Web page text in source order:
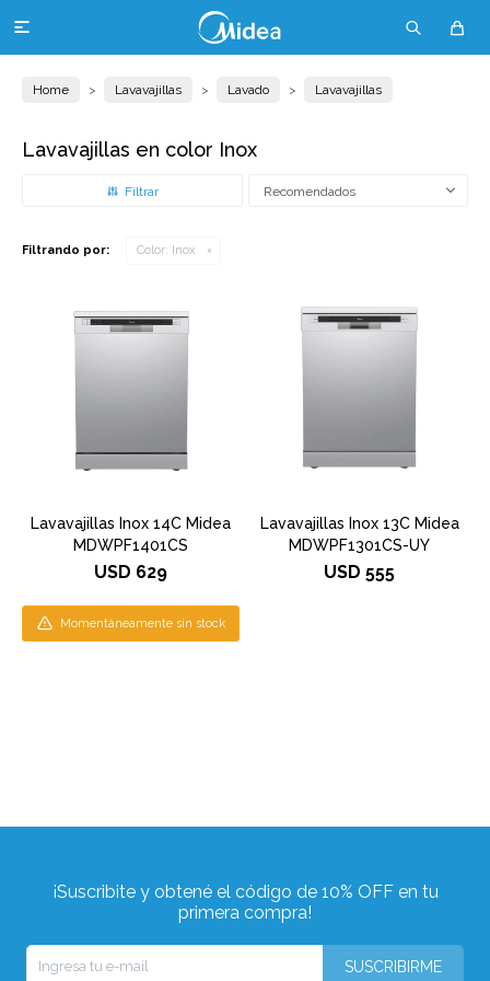

Home Lavavajillas Lavado Lavavajillas
Lavavajillas en color Inox
Recomendados
Filtrando por: Color: Inox
Lavavajillas Inox 14C Midea
MDWPF1401CS
USD 629
Momentáneamente sin stock
Lavavajillas Inox 13C Midea
MDWPF1301CS-UY
USD 555
¡Suscribite y obtené el código de 10% OFF en tu
primera compra!
SUSCRIBIRME